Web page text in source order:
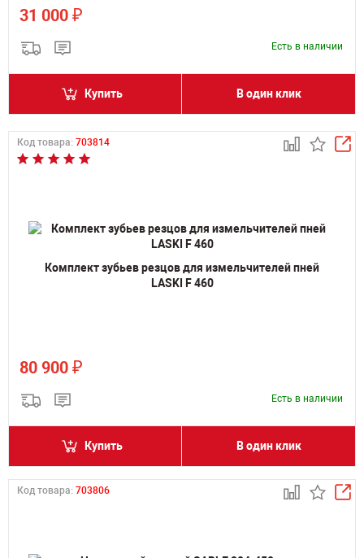
31 000 ₽
Есть в наличии
Купить В один клик
Код товара: 703814
Комплект зубьев резцов для измельчителей пней
LASKI F 460
80 900 ₽
Есть в наличии
Купить В один клик
Код товара: 703806